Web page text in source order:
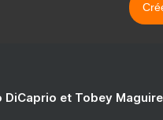
DiCaprio et Tobey